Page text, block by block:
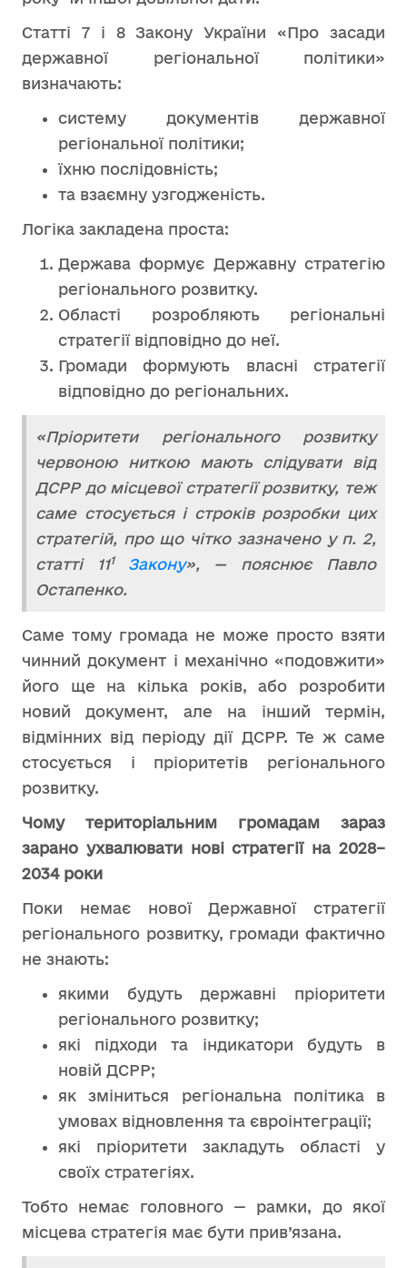
Статті 7 і 8 Закону України «Про засади
державної регіональної політики»
визначають:
систему документів державної
регіональної політики;
їхню послідовність;
та взаємну узгодженість.
Логіка закладена проста:
Держава формує Державну стратегію
регіонального розвитку.
Області розробляють регіональні
стратегії відповідно до неї.
Громади формують власні стратегії
відповідно до регіональних.
«Пріоритети регіонального розвитку
червоною ниткою мають слідувати від
ДСРР до місцевої стратегії розвитку, теж
саме стосується і строків розробки цих
стратегій, про що чітко зазначено у п. 2,
статті 111 Закону», — пояснює Павло
Остапенко.
Саме тому громада не може просто взяти
чинний документ і механічно «подовжити»
його ще на кілька років, або розробити
новий документ, але на інший термін,
відмінних від періоду дії ДСРР. Те ж саме
стосується і пріоритетів регіонального
розвитку.
Чому територіальним громадам зараз
зарано ухвалювати нові стратегії на 2028–
2034 роки
Поки немає нової Державної стратегії
регіонального розвитку, громади фактично
не знають:
якими будуть державні пріоритети
регіонального розвитку;
які підходи та індикатори будуть в
новій ДСРР;
як зміниться регіональна політика в
умовах відновлення та євроінтеграції;
які пріоритети закладуть області у
своїх стратегіях.
Тобто немає головного — рамки, до якої
місцева стратегія має бути прив’язана.